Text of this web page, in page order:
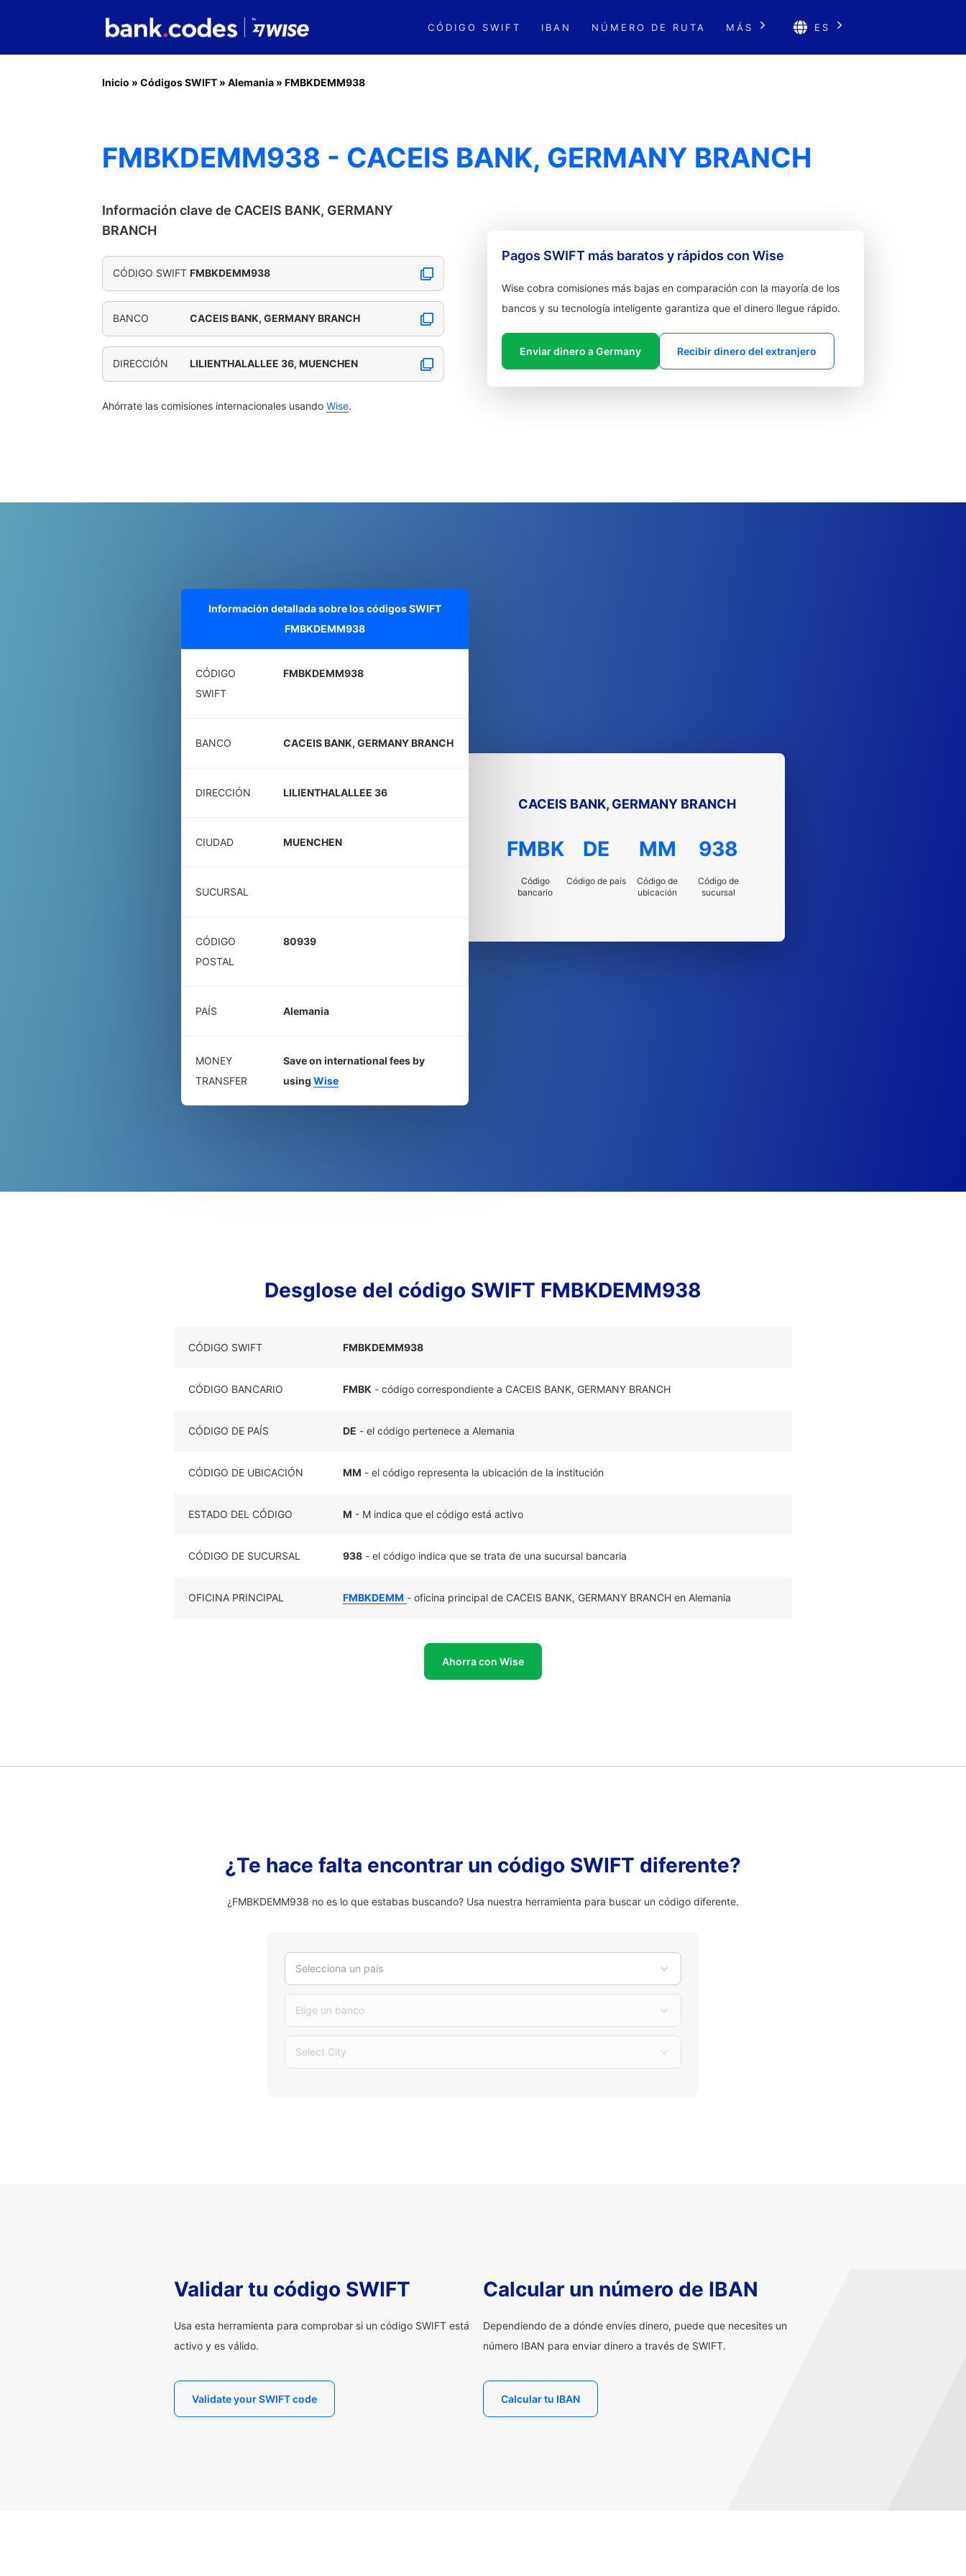
CÓDIGO SWIFT IBAN NÚMERO DE RUTA MÁS ES
Inicio » Códigos SWIFT » Alemania » FMBKDEMM938
FMBKDEMM938 - CACEIS BANK, GERMANY BRANCH
Información clave de CACEIS BANK, GERMANY
BRANCH
CÓDIGO SWIFT FMBKDEMM938
BANCO CACEIS BANK, GERMANY BRANCH
DIRECCIÓN LILIENTHALALLEE 36, MUENCHEN
Ahórrate las comisiones internacionales usando Wise.
Pagos SWIFT más baratos y rápidos con Wise
Wise cobra comisiones más bajas en comparación con la mayoría de los
bancos y su tecnología inteligente garantiza que el dinero llegue rápido.
Enviar dinero a Germany Recibir dinero del extranjero
Información detallada sobre los códigos SWIFT
FMBKDEMM938
CÓDIGO
SWIFT
FMBKDEMM938
BANCO CACEIS BANK, GERMANY BRANCH
DIRECCIÓN LILIENTHALALLEE 36
CIUDAD MUENCHEN
SUCURSAL
CÓDIGO
POSTAL
80939
PAÍS Alemania
MONEY
TRANSFER
Save on international fees by
using Wise
CACEIS BANK, GERMANY BRANCH
FMBK
Código
bancario
DE
Código de país
MM
Código de
ubicación
938
Código de
sucursal
Desglose del código SWIFT FMBKDEMM938
CÓDIGO SWIFT FMBKDEMM938
CÓDIGO BANCARIO FMBK - código correspondiente a CACEIS BANK, GERMANY BRANCH
CÓDIGO DE PAÍS DE - el código pertenece a Alemania
CÓDIGO DE UBICACIÓN MM - el código representa la ubicación de la institución
ESTADO DEL CÓDIGO M - M indica que el código está activo
CÓDIGO DE SUCURSAL 938 - el código indica que se trata de una sucursal bancaria
OFICINA PRINCIPAL FMBKDEMM - oficina principal de CACEIS BANK, GERMANY BRANCH en Alemania
Ahorra con Wise
¿Te hace falta encontrar un código SWIFT diferente?
¿FMBKDEMM938 no es lo que estabas buscando? Usa nuestra herramienta para buscar un código diferente.
Selecciona un país
Elige un banco
Select City
Validar tu código SWIFT
Usa esta herramienta para comprobar si un código SWIFT está
activo y es válido.
Validate your SWIFT code
Calcular un número de IBAN
Dependiendo de a dónde envíes dinero, puede que necesites un
número IBAN para enviar dinero a través de SWIFT.
Calcular tu IBAN